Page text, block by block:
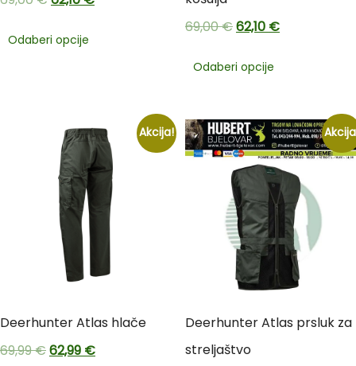
Odaberi opcije
69,00€62,10 €
Odaberi opcije
Akcija!
Deerhunter Atlas hlače
69,99€62,99 €
Deerhunter Atlas prsluk za
streljaštvo